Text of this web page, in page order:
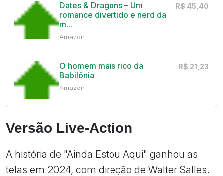
Dates & Dragons – Um
romance divertido e nerd da
m...
Amazon
R$ 45,40
O homem mais rico da
Babilônia
Amazon
R$ 21,23
Versão Live-Action
A história de "Ainda Estou Aqui" ganhou as
telas em 2024, com direção de Walter Salles.